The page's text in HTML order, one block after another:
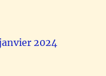
2024